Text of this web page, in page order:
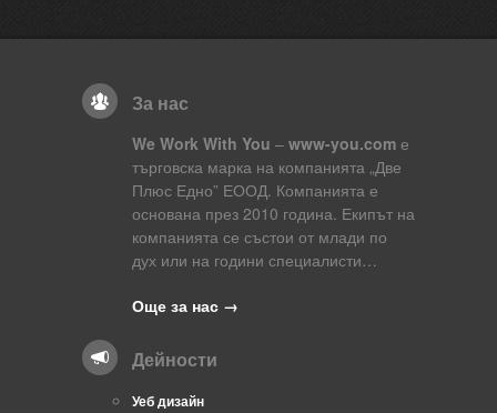
За нас
We Work With You – www-you.com е
търговска марка на компанията „Две
Плюс Едно” ЕООД. Компанията е
основана през 2010 година. Екипът на
компанията се състои от млади по
дух или на години специалисти…
Още за нас →
Дейности
Уеб дизайн